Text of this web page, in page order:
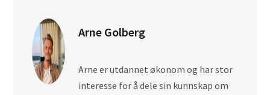
Arne Golberg
Arne er utdannet økonom og har stor
interesse for å dele sin kunnskap om